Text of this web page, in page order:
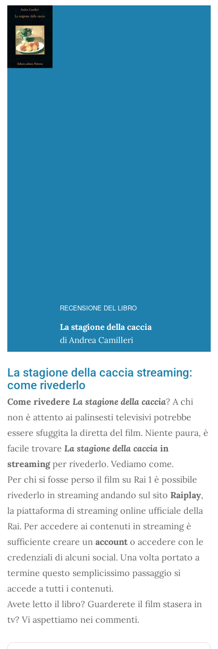
RECENSIONE DEL LIBRO
La stagione della caccia
di Andrea Camilleri
La stagione della caccia streaming:
come rivederlo
Come rivedere La stagione della caccia? A chi
non è attento ai palinsesti televisivi potrebbe
essere sfuggita la diretta del film. Niente paura, è
facile trovare La stagione della caccia in
streamingper rivederlo. Vediamo come.
Per chi si fosse perso il film su Rai 1 è possibile
rivederlo in streaming andando sul sito Raiplay,
la piattaforma di streaming online ufficiale della
Rai. Per accedere ai contenuti in streaming è
sufficiente creare un accounto accedere con le
credenziali di alcuni social. Una volta portato a
termine questo semplicissimo passaggio si
accede a tutti i contenuti.
Avete letto il libro? Guarderete il film stasera in
tv? Vi aspettiamo nei commenti.